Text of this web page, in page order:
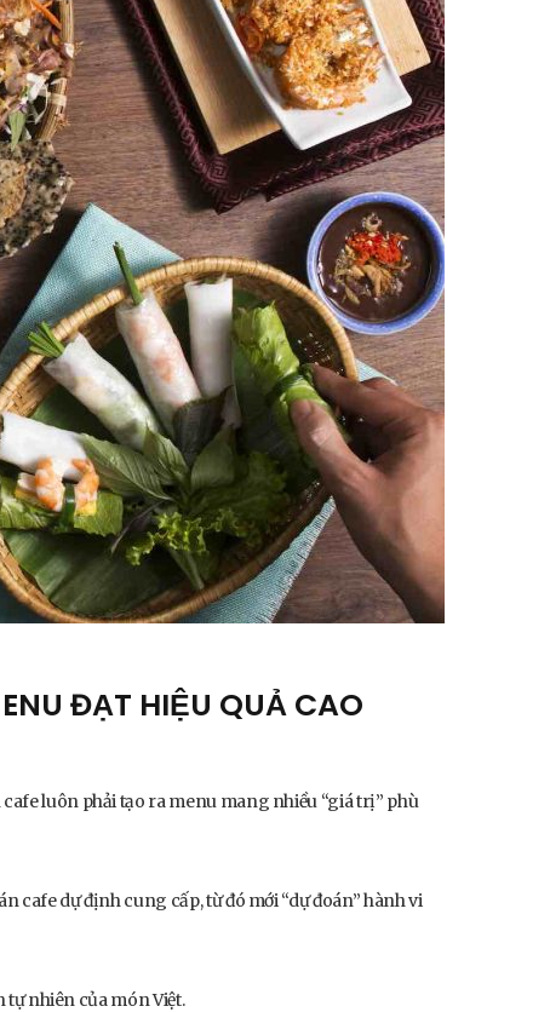
ĐẠT HIỆU QUẢ CAO
luôn phải tạo ra menu mang nhiều “giá trị” phù
cafe dự định cung cấp, từ đó mới “dự đoán” hành vi
tự nhiên của món Việt.